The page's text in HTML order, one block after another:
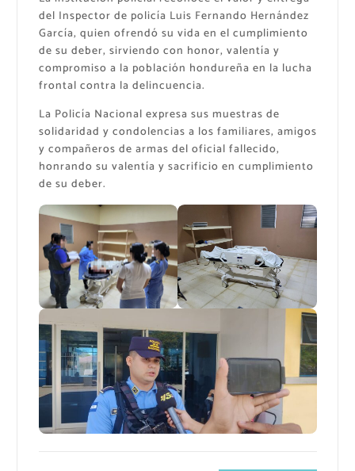
del Inspector de policía Luis Fernando Hernández
García, quien ofrendó su vida en el cumplimiento
de su deber, sirviendo con honor, valentía y
compromiso a la población hondureña en la lucha
frontal contra la delincuencia.
La Policía Nacional expresa sus muestras de
solidaridad y condolencias a los familiares, amigos
y compañeros de armas del oficial fallecido,
honrando su valentía y sacrificio en cumplimiento
de su deber.